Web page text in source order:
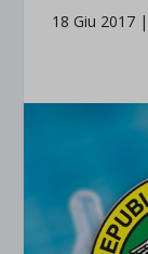
18 Giu 2017|